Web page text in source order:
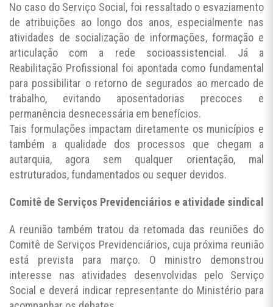
No caso do Serviço Social, foi ressaltado o esvaziamento
de atribuições ao longo dos anos, especialmente nas
atividades de socialização de informações, formação e
articulação com a rede socioassistencial. Já a
Reabilitação Profissional foi apontada como fundamental
para possibilitar o retorno de segurados ao mercado de
trabalho, evitando aposentadorias precoces e
permanência desnecessária em benefícios.
Tais formulações impactam diretamente os municípios e
também a qualidade dos processos que chegam a
autarquia, agora sem qualquer orientação, mal
estruturados, fundamentados ou sequer devidos.
Comitê de Serviços Previdenciários e atividade sindical
A reunião também tratou da retomada das reuniões do
Comitê de Serviços Previdenciários, cuja próxima reunião
está prevista para março. O ministro demonstrou
interesse nas atividades desenvolvidas pelo Serviço
Social e deverá indicar representante do Ministério para